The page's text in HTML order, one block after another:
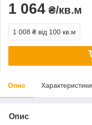
1 064 ₴/кв.м
1 008 ₴ від 100 кв.м
Опис Характеристики
Опис